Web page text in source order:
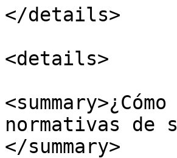
</details>
<details>
normativas de
</summary>